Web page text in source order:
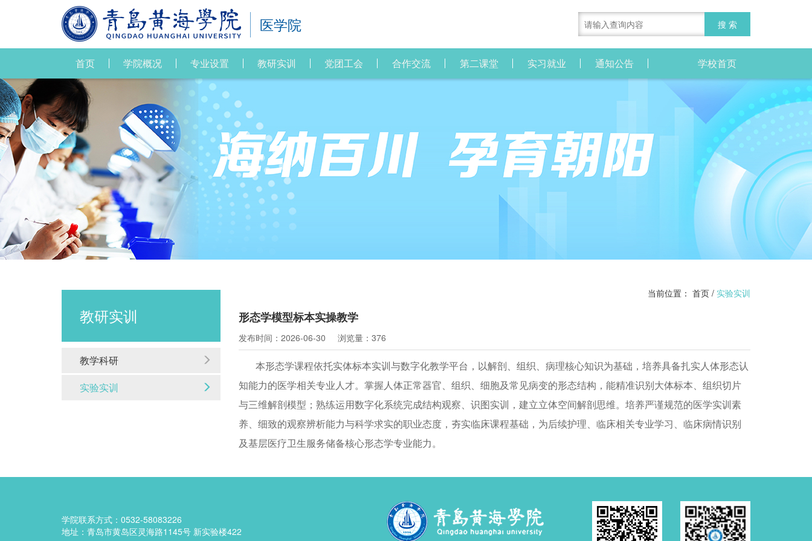
医学院
首页 学院概况 专业设置 教研实训 党团工会 合作交流 第二课堂 实习就业 通知公告 学校首页
教研实训
教学科研
实验实训
当前位置： 首页 / 实验实训
形态学模型标本实操教学
发布时间：2026-06-30 浏览量：376
本形态学课程依托实体标本实训与数字化教学平台，以解剖、组织、病理核心知识为基础，培养具备扎实人体形态认
知能力的医学相关专业人才。掌握人体正常器官、组织、细胞及常见病变的形态结构，能精准识别大体标本、组织切片
与三维解剖模型；熟练运用数字化系统完成结构观察、识图实训，建立立体空间解剖思维。培养严谨规范的医学实训素
养、细致的观察辨析能力与科学求实的职业态度，夯实临床课程基础，为后续护理、临床相关专业学习、临床病情识别
及基层医疗卫生服务储备核心形态学专业能力。
学院联系方式：0532-58083226
地址：青岛市黄岛区灵海路1145号 新实验楼422